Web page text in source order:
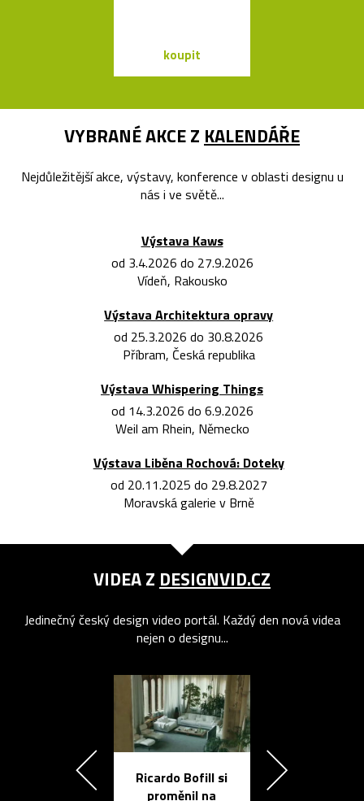
koupit
VYBRANÉ AKCE Z KALENDÁŘE
Nejdůležitější akce, výstavy, konference v oblasti designu u
nás i ve světě...
Výstava Kaws
od 3.4.2026 do 27.9.2026
Vídeň, Rakousko
Výstava Architektura opravy
od 25.3.2026 do 30.8.2026
Příbram, Česká republika
Výstava Whispering Things
od 14.3.2026 do 6.9.2026
Weil am Rhein, Německo
Výstava Liběna Rochová: Doteky
od 20.11.2025 do 29.8.2027
Moravská galerie v Brně
VIDEA Z DESIGNVID.CZ
Jedinečný český design video portál. Každý den nová videa
nejen o designu...
Ricardo Bofill si
proměnil na